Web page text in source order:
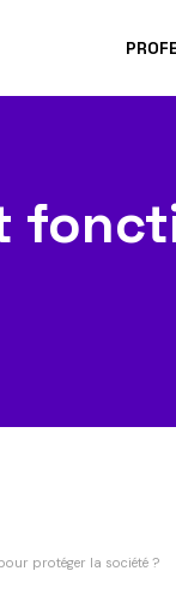
protéger la société ?